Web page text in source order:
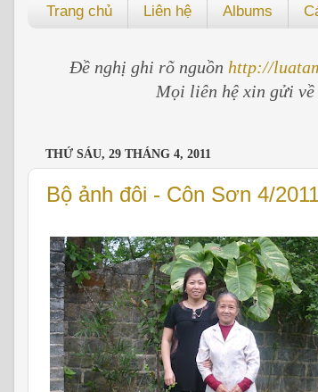
Trang chủ Liên hệ Albums
Đề nghị ghi rõ nguồn http://
Mọi liên hệ xin gửi
THỨ SÁU, 29 THÁNG 4, 2011
Bộ ảnh đôi - Côn Sơn 4/